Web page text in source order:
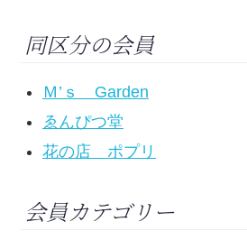
同区分の会員
Ｍ’ｓ Garden
ゑんぴつ堂
花の店 ポプリ
会員カテゴリー